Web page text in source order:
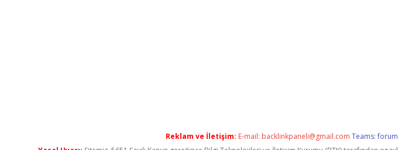
Reklam ve İletişim: E-mail: backlinkpaneli@gmail.com Teams: